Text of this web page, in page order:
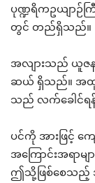
ပုဏ္ဍရိကဥယျာဉ်
တွင် တည်ရှိသည်။
အလျားသည် ယူဇ
ဆယ် ရှိသည်။ အထူ
သည် လက်ခေါင်ရ
ပင်ကို အားဖြင့် က
အကြောင်းအရာမ
ဤသို့ဖြစ်စေသည့် အက